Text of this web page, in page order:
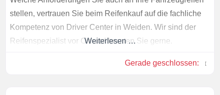
stellen, vertrauen Sie beim Reifenkauf auf die fachliche
Kompetenz von Driver Center in Weiden. Wir sind der
Reifenspezialist vor Ort und beraten Sie gerne.
Weiterlesen …
Gerade geschlossen: